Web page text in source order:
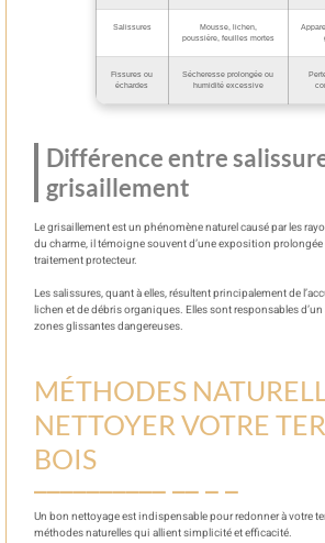
Salissures
Mousse, lichen,
poussière, feuilles mortes
Fissures ou
échardes
Sécheresse prolongée ou
humidité excessive
Différence entre
grisaillement
Le grisaillement est un phénomène naturel causé par les
du charme, il témoigne souvent d’une exposition prolongée
traitement protecteur.
Les salissures, quant à elles, résultent principalement de
lichen et de débris organiques. Elles sont responsables
zones glissantes dangereuses.
MÉTHODES
NETTOYER VOTRE
BOIS
Un bon nettoyage est indispensable pour redonner à votre
méthodes naturelles qui allient simplicité et efficacité.